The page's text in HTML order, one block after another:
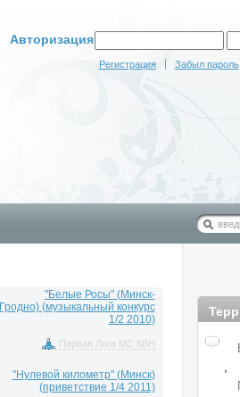
Авторизация
Регистрация Забыл пароль
"Белые Росы" (Минск-
Гродно) (музыкальный конкурс
1/2 2010)
Первая Лига МС КВН
"Нулевой километр" (Минск)
(приветствие 1/4 2011)
,